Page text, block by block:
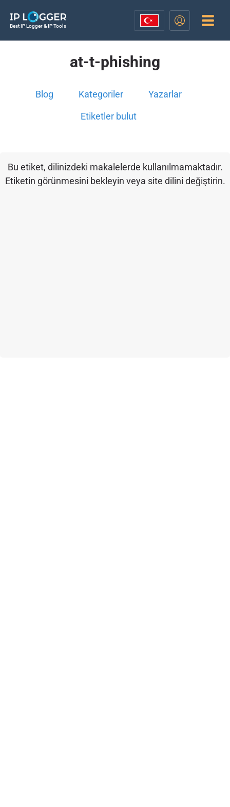
Best IP Logger & IP Tools
at-t-phishing
Blog Kategoriler Yazarlar
Etiketler bulut